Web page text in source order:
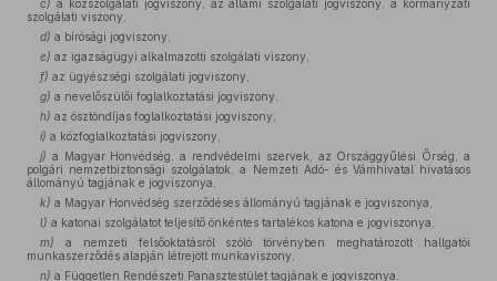
c) a közszolgálati jogviszony, az állami szolgálati jogviszony, a kormányzati
szolgálati viszony,
d) a bírósági jogviszony,
e) az igazságügyi alkalmazotti szolgálati viszony,
f) az ügyészségi szolgálati jogviszony,
g) a nevelőszülői foglalkoztatási jogviszony,
h) az ösztöndíjas foglalkoztatási jogviszony,
i) a közfoglalkoztatási jogviszony,
j) a Magyar Honvédség, a rendvédelmi szervek, az Országgyűlési Őrség, a
polgári nemzetbiztonsági szolgálatok, a Nemzeti Adó- és Vámhivatal hivatásos
állományú tagjának e jogviszonya,
k) a Magyar Honvédség szerződéses állományú tagjának e jogviszonya,
l) a katonai szolgálatot teljesítő önkéntes tartalékos katona e jogviszonya,
m) a nemzeti felsőoktatásról szóló törvényben meghatározott hallgatói
munkaszerződés alapján létrejött munkaviszony,
n) a Független Rendészeti Panasztestület tagjának e jogviszonya,